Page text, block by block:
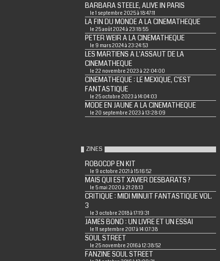
BARBARA STEELE, ALIVE IN PARIS
le 1 septembre 2025 à 18:47:11
LA FIN DU MONDE A LA CINEMATHEQUE
le 25 août 2024 à 23:18:55
PETER WEIR A LA CINEMATHEQUE
le 9 mars 2024 à 23:24:53
LES MARTIENS A L'ASSAUT DE LA
CINEMATHEQUE
le 22 novembre 2023 à 22:04:00
CINEMATHEQUE : LE MEXIQUE, C'EST
FANTASTIQUE
le 25 octobre 2023 à 14:04:03
MODE EN JAUNE A LA CINEMATHEQUE
le 20 septembre 2023 à 13:28:09
ZINES
ROBOCOP EN KIT
le 9 octobre 2021 à 15:16:52
MAIS QUI EST XAVIER DESBARATS ?
le 5 mai 2020 à 21:28:13
CRITIQUE : MIDI MINUIT FANTASTIQUE VOL.
3
le 3 octobre 2018 à 17:19:31
JAMES BOND : UN LIVRE ET UN ESSAI
le 11 septembre 2017 à 14:07:38
SOUL STREET
le 25 novembre 2016 à 12:38:52
FANZINE SOUL STREET